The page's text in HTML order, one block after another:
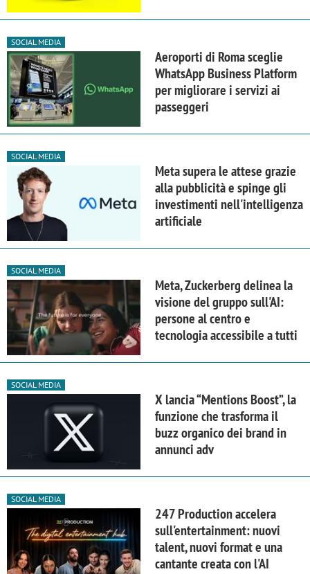
SOCIAL MEDIA
Aeroporti di Roma sceglie
WhatsApp Business Platform
per migliorare i servizi ai
passeggeri
SOCIAL MEDIA
Meta supera le attese grazie
alla pubblicità e spinge gli
investimenti nell'intelligenza
artificiale
SOCIAL MEDIA
Meta, Zuckerberg delinea la
visione del gruppo sull'AI:
persone al centro e
tecnologia accessibile a tutti
SOCIAL MEDIA
X lancia “Mentions Boost”, la
funzione che trasforma il
buzz organico dei brand in
annunci adv
SOCIAL MEDIA
247 Production accelera
sull'entertainment: nuovi
talent, nuovi format e una
cantante creata con l'AI